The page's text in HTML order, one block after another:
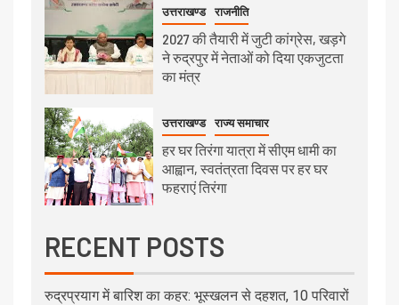
उत्तराखण्ड राजनीति
2027 की तैयारी में जुटी कांग्रेस, खड़गे
ने रुद्रपुर में नेताओं को दिया एकजुटता
का मंत्र
उत्तराखण्ड राज्य समाचार
हर घर तिरंगा यात्रा में सीएम धामी का
आह्वान, स्वतंत्रता दिवस पर हर घर
फहराएं तिरंगा
RECENT POSTS
रुद्रप्रयाग में बारिश का कहर: भूस्खलन से दहशत, 10 परिवारों